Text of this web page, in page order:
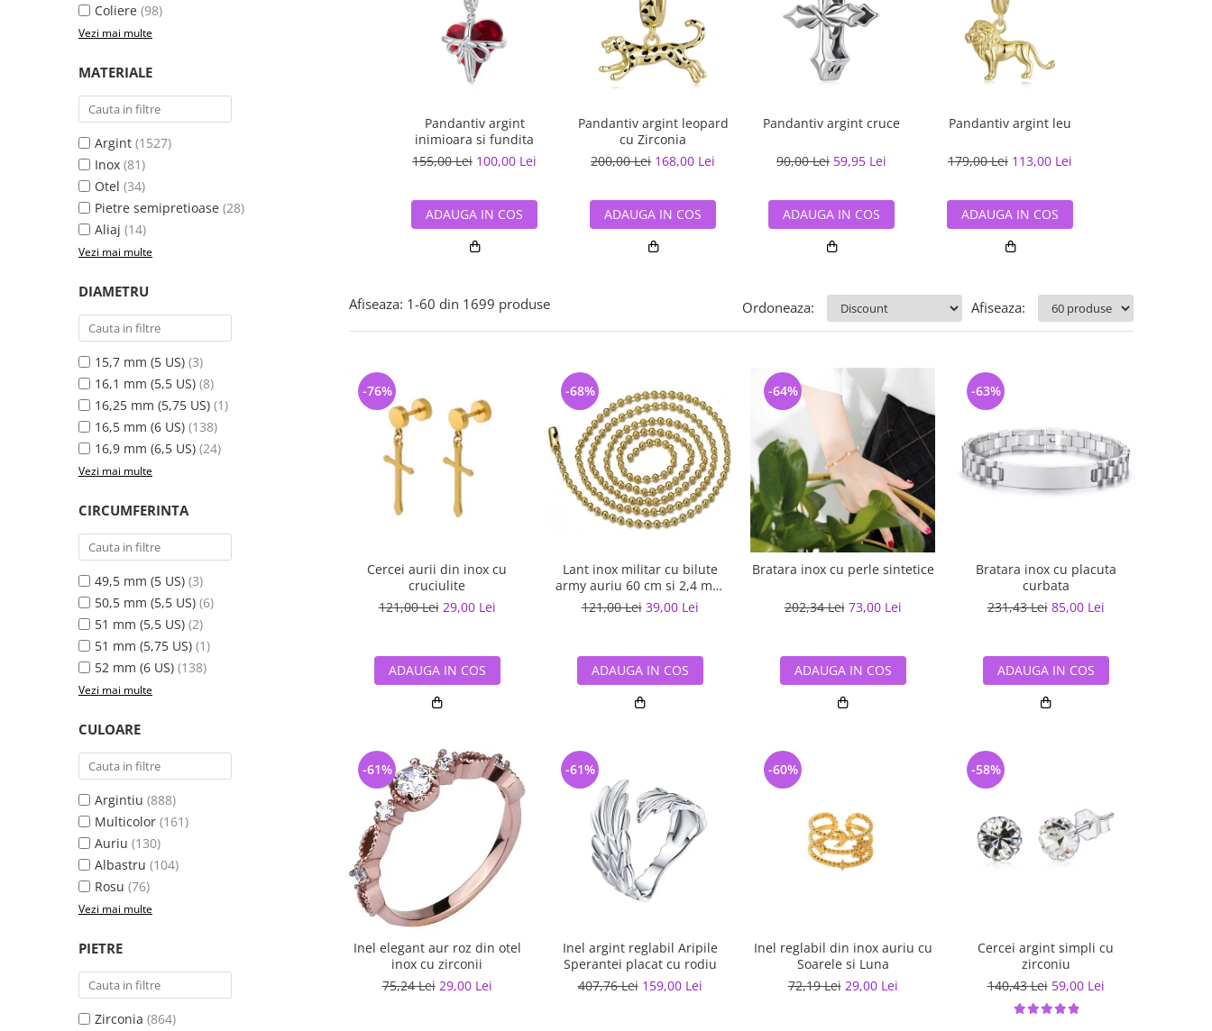
semipretioase
Bijuterii argint cu diverse
Bijuterii argint cu murano
Bijuterii de Lux
Bijuterii Handmade
Bijuterii fantezie
Casete si cutii de bijuterii
Bijuterii tungsten
Accesorii Piele
Solutii si lavete de curatare
Coliere (98)
Vezi mai multe
MATERIALE
Argint (1527)
Inox (81)
Otel (34)
Pietre semipretioase (28)
Aliaj (14)
Vezi mai multe
DIAMETRU
15,7 mm (5 US) (3)
16,1 mm (5,5 US) (8)
16,25 mm (5,75 US) (1)
16,5 mm (6 US) (138)
16,9 mm (6,5 US) (24)
Vezi mai multe
CIRCUMFERINTA
49,5 mm (5 US) (3)
50,5 mm (5,5 US) (6)
51 mm (5,5 US) (2)
51 mm (5,75 US) (1)
52 mm (6 US) (138)
Vezi mai multe
CULOARE
Argintiu (888)
Multicolor (161)
Auriu (130)
Albastru (104)
Rosu (76)
Vezi mai multe
PIETRE
Zirconia (864)
Pandantiv argint
inimioara si fundita
155,00 Lei 100,00 Lei
ADAUGA IN COS
Pandantiv argint leopard
cu Zirconia
200,00 Lei 168,00 Lei
ADAUGA IN COS
Pandantiv argint cruce
90,00 Lei 59,95 Lei
ADAUGA IN COS
Pandantiv argint leu
179,00 Lei 113,00 Lei
ADAUGA IN COS
Afiseaza: 1-60 din 1699 produse Afiseaza:
Ordoneaza:
Cercei aurii din inox cu
cruciulite
121,00 Lei 29,00 Lei
-76%
ADAUGA IN COS
Lant inox militar cu bilute
army auriu 60 cm si 2,4 mm
grosime
121,00 Lei 39,00 Lei
-68%
ADAUGA IN COS
Bratara inox cu perle sintetice
202,34 Lei 73,00 Lei
-64%
ADAUGA IN COS
Bratara inox cu placuta
curbata
231,43 Lei 85,00 Lei
-63%
ADAUGA IN COS
Inel elegant aur roz din otel
inox cu zirconii
75,24 Lei 29,00 Lei
-61%
Inel argint reglabil Aripile
Sperantei placat cu rodiu
407,76 Lei 159,00 Lei
-61%
Inel reglabil din inox auriu cu
Soarele si Luna
72,19 Lei 29,00 Lei
-60%
Cercei argint simpli cu
zirconiu
140,43 Lei 59,00 Lei
-58%